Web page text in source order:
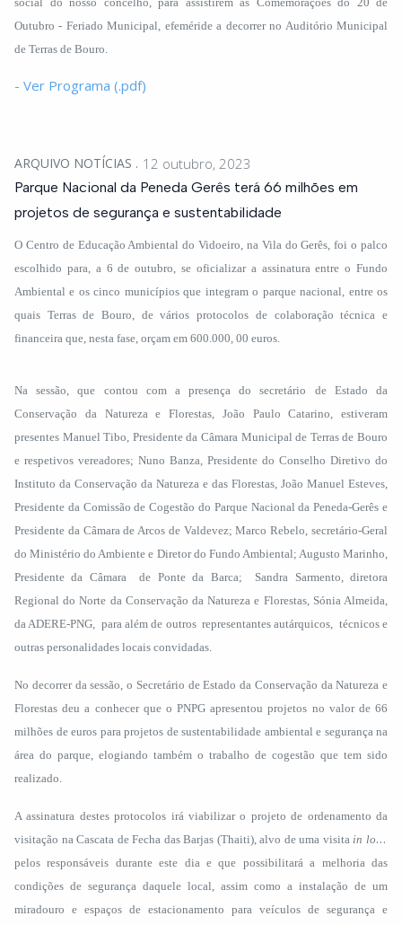
Outubro - Feriado Municipal, efeméride a decorrer no Auditório Municipal
de Terras de Bouro.
- Ver Programa (.pdf)
ARQUIVO NOTÍCIAS 12 outubro, 2023
Parque Nacional da Peneda Gerês terá 66 milhões em
projetos de segurança e sustentabilidade
O Centro de Educação Ambiental do Vidoeiro, na Vila do Gerês, foi o palco
escolhido para, a 6 de outubro, se oficializar a assinatura entre o Fundo
Ambiental e os cinco municípios que integram o parque nacional, entre os
quais Terras de Bouro, de vários protocolos de colaboração técnica e
financeira que, nesta fase, orçam em 600.000, 00 euros.
Na sessão, que contou com a presença do secretário de Estado da
Conservação da Natureza e Florestas, João Paulo Catarino, estiveram
presentes Manuel Tibo, Presidente da Câmara Municipal de Terras de Bouro
e respetivos vereadores; Nuno Banza, Presidente do Conselho Diretivo do
Instituto da Conservação da Natureza e das Florestas, João Manuel Esteves,
Presidente da Comissão de Cogestão do Parque Nacional da Peneda-Gerês e
Presidente da Câmara de Arcos de Valdevez; Marco Rebelo, secretário-Geral
do Ministério do Ambiente e Diretor do Fundo Ambiental; Augusto Marinho,
Presidente da Câmara de Ponte da Barca; Sandra Sarmento, diretora
Regional do Norte da Conservação da Natureza e Florestas, Sónia Almeida,
da ADERE-PNG, para além de outros representantes autárquicos, técnicos e
outras personalidades locais convidadas.
No decorrer da sessão, o Secretário de Estado da Conservação da Natureza e
Florestas deu a conhecer que o PNPG apresentou projetos no valor de 66
milhões de euros para projetos de sustentabilidade ambiental e segurança na
área do parque, elogiando também o trabalho de cogestão que tem sido
realizado.
A assinatura destes protocolos irá viabilizar o projeto de ordenamento da
visitação na Cascata de Fecha das Barjas (Thaiti), alvo de uma visitain loco
pelos responsáveis durante este dia e que possibilitará a melhoria das
condições de segurança daquele local, assim como a instalação de um
miradouro e espaços de estacionamento para veículos de segurança e